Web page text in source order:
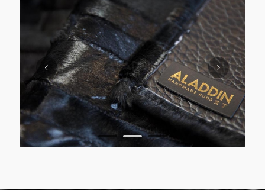
下一頁
1 2